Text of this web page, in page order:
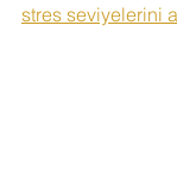
stres seviyelerini